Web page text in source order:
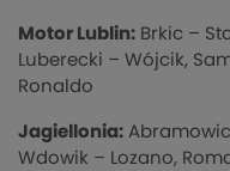
Motor Lublin: Brkic –
Luberecki – Wójcik,
Ronaldo
Jagiellonia:
Wdowik – Lozano,